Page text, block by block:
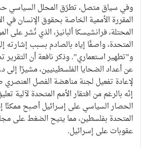
وفي سياق متصل، تطرّق المحلل السياسي
المقررة الأممية الخاصة بحقوق الإنسان في
المحتلة، فرانشيسكا ألبانيز، الذي نُشر على
المتحدة، واصفًا إياه بالصادم بسبب إشارته
و”تطهير استعماري”. وذكر نافعة أن
عن أعداد الضحايا الفلسطينيين، مشيرًا إلى
لإعادة تفعيل لجنة مناهضة الفصل العنصري
إنّه بالرغم من افتقار الأمم المتحدة لآلية
الحصار السياسي على إسرائيل أصبح ممكنًا
المتحدة بفلسطين، مما يتيح الضغط على
عقوبات على إسرائيل.